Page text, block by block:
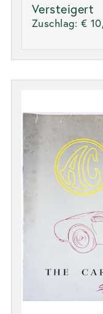
Versteigert
Zuschlag: €